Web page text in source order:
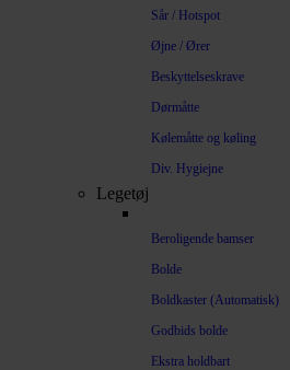
Sår / Hotspot
Øjne / Ører
Beskyttelseskrave
Dørmåtte
Kølemåtte og køling
Div. Hygiejne
Legetøj
Beroligende bamser
Bolde
Boldkaster (Automatisk)
Godbids bolde
Ekstra holdbart